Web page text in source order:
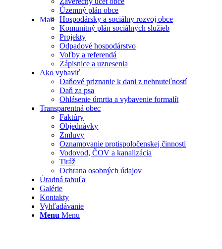
Mail
Územný plán obce
Hospodársky a sociálny rozvoj obce
Komunitný plán sociálnych služieb
Projekty
Odpadové hospodárstvo
Voľby a referendá
Zápisnice a uznesenia
Ako vybaviť
Daňové priznanie k dani z nehnuteľností
Daň za psa
Ohlásenie úmrtia a vybavenie formalít
Transparentná obec
Faktúry
Objednávky
Zmluvy
Oznamovanie protispoločenskej činnosti
Vodovod, ČOV a kanalizácia
Tiráž
Ochrana osobných údajov
Úradná tabuľa
Galérie
Kontakty
Vyhľadávanie
Menu Menu